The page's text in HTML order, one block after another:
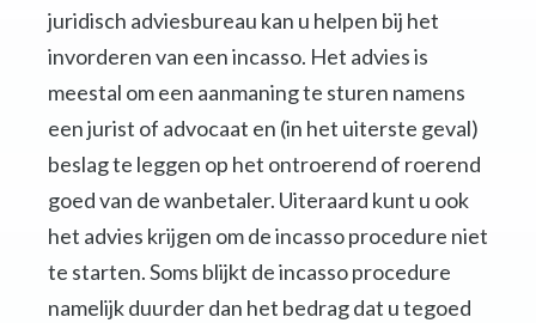
juridisch adviesbureau kan u helpen bij het
invorderen van een incasso. Het advies is
meestal om een aanmaning te sturen namens
een jurist of advocaat en (in het uiterste geval)
beslag te leggen op het ontroerend of roerend
goed van de wanbetaler. Uiteraard kunt u ook
het advies krijgen om de incasso procedure niet
te starten. Soms blijkt de incasso procedure
namelijk duurder dan het bedrag dat u tegoed